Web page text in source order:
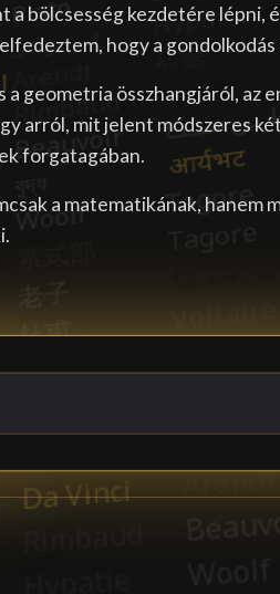
a bölcsesség kezdetére lépni,
hogy a
a geometria összhangjáról,
arról, mit jelent módszeres
forgatagában.
a matematikának, hanem